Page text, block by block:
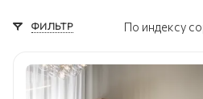
ФИЛЬТР По индексу